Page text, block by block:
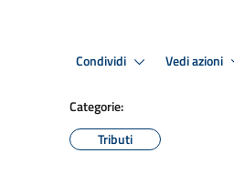
Condividi Vedi azioni
Categorie:
Tributi